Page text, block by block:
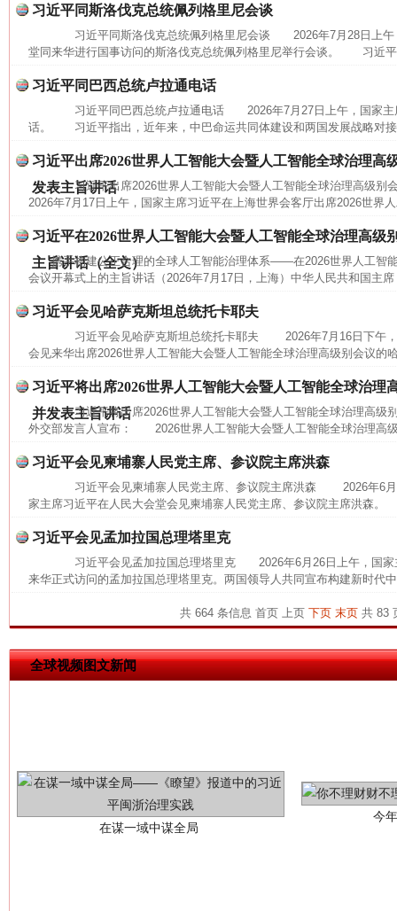
习近平同斯洛伐克总统佩列格里尼会谈
习近平同斯洛伐克总统佩列格里尼会谈 2026年7月28日上午
堂同来华进行国事访问的斯洛伐克总统佩列格里尼举行会谈。 习近
习近平同巴西总统卢拉通电话
习近平同巴西总统卢拉通电话 2026年7月27日上午，国家主
话。 习近平指出，近年来，中巴命运共同体建设和两国发展战略对
习近平出席2026世界人工智能大会暨人工智能全球治理高
发表主旨讲话
习近平出席2026世界人工智能大会暨人工智能全球治理高级
2026年7月17日上午，国家主席习近平在上海世界会客厅出席2026世界
习近平在2026世界人工智能大会暨人工智能全球治理高级
主旨讲话（全文）
携手构建公正合理的全球人工智能治理体系——在2026世界人工智
会议开幕式上的主旨讲话（2026年7月17日，上海）中华人民共和国主
习近平会见哈萨克斯坦总统托卡耶夫
习近平会见哈萨克斯坦总统托卡耶夫 2026年7月16日下午，
会见来华出席2026世界人工智能大会暨人工智能全球治理高级别会议的
习近平将出席2026世界人工智能大会暨人工智能全球治理
并发表主旨讲话
习近平将出席2026世界人工智能大会暨人工智能全球治理高
外交部发言人宣布： 2026世界人工智能大会暨人工智能全球治理高
习近平会见柬埔寨人民党主席、参议院主席洪森
习近平会见柬埔寨人民党主席、参议院主席洪森 2026年6月
家主席习近平在人民大会堂会见柬埔寨人民党主席、参议院主席洪森
习近平会见孟加拉国总理塔里克
习近平会见孟加拉国总理塔里克 2026年6月26日上午，国家
来华正式访问的孟加拉国总理塔里克。两国领导人共同宣布构建新时代
共 664 条信息 首页 上页 下页 末页共 83
全球视频图文新闻
网上购药对药下症？
这是一记警钟！ 谢
在谋一域中谋全局
今